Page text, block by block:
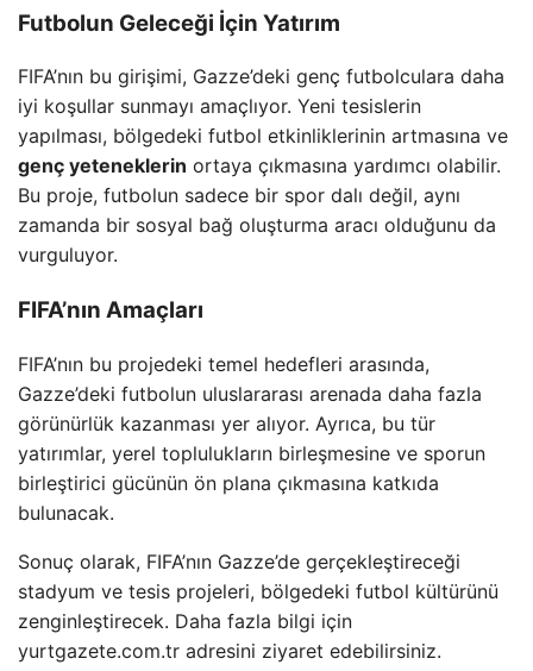
Futbolun Geleceği İçin Yatırım
FIFA’nın bu girişimi, Gazze’deki genç futbolculara daha
iyi koşullar sunmayı amaçlıyor. Yeni tesislerin
yapılması, bölgedeki futbol etkinliklerinin artmasına ve
genç yeteneklerin ortaya çıkmasına yardımcı olabilir.
Bu proje, futbolun sadece bir spor dalı değil, aynı
zamanda bir sosyal bağ oluşturma aracı olduğunu da
vurguluyor.
FIFA’nın Amaçları
FIFA’nın bu projedeki temel hedefleri arasında,
Gazze’deki futbolun uluslararası arenada daha fazla
görünürlük kazanması yer alıyor. Ayrıca, bu tür
yatırımlar, yerel toplulukların birleşmesine ve sporun
birleştirici gücünün ön plana çıkmasına katkıda
bulunacak.
Sonuç olarak, FIFA’nın Gazze’de gerçekleştireceği
stadyum ve tesis projeleri, bölgedeki futbol kültürünü
zenginleştirecek. Daha fazla bilgi için
yurtgazete.com.tr adresini ziyaret edebilirsiniz.